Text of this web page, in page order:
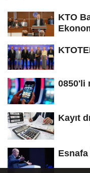
KTO
0850'li
Kayıt